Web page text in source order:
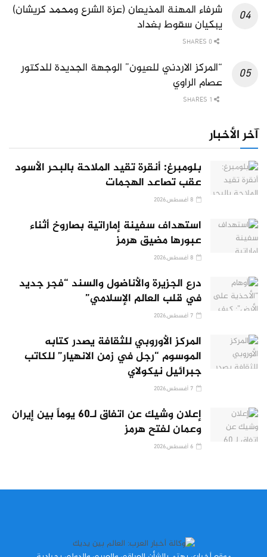
شرفاء المهنة المذيعان (عزة الشرع ومحمد كريشان)
يبكيان سقوط بغداد
“المركز الاردني للعيون” الوجهة الجديدة للدكتور
عصام الراوي
آخر الأخبار
بلومبرغ: أنقرة تقيد الملاحة بالبحر الأسود
عقب تصاعد الهجمات
استهداف سفينة إماراتية بصاروخ أثناء
عبورها مضيق هرمز
درع الجزيرة والأناضول والسند “فجر جديد
في قلب العالم الإسلامي”
المركز الأوروبي للثقافة يصدر كتابه
الموسوم “رجل في زمن الانهيار” للكاتب
جبرائيل نيكولاي
إعلان وشيك عن اتفاق لـ60 يوماً بين إيران
وعمان لفتح هرمز